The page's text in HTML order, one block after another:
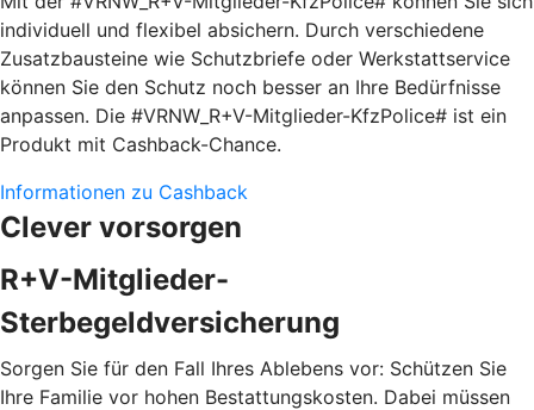
individuell und flexibel absichern. Durch verschiedene
Zusatzbausteine wie Schutzbriefe oder Werkstattservice
können Sie den Schutz noch besser an Ihre Bedürfnisse
anpassen. Die #VRNW_R+V-Mitglieder-KfzPolice# ist ein
Produkt mit Cashback-Chance.
Informationen zu Cashback
Clever vorsorgen
R+V-Mitglieder-
Sterbegeldversicherung
Sorgen Sie für den Fall Ihres Ablebens vor: Schützen Sie
Ihre Familie vor hohen Bestattungskosten. Dabei müssen